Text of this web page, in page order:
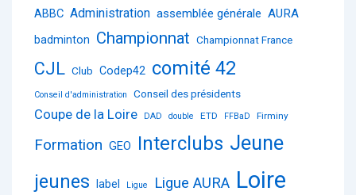
ABBC Administration assemblée générale AURA
badminton Championnat Championnat France
CJL Club Codep42 comité 42
Conseil d'administration Conseil des présidents
Coupe de la Loire DAD double ETD FFBaD Firminy
Formation GEO Interclubs Jeune
jeunes label Ligue Ligue AURA Loire